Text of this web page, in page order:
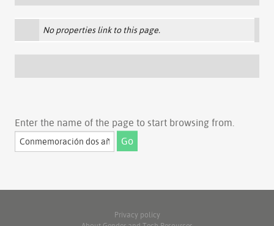
No properties link to this page.
Enter the name of the page to start browsing from.
Privacy policy